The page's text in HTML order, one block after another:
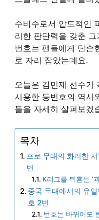
수비수로서 압도적인
리한 판단력을 갖춘
번호는 팬들에게 단순
로 자리 잡았는데요.
오늘은 김민재 선수가
사용한 등번호의 역사
들을 자세히 살펴보겠
목차
프로 무대의 화려한
번
K리그를 뒤흔든 ‘
중국 무대에서의 유
호 2번
번호는 바뀌어도